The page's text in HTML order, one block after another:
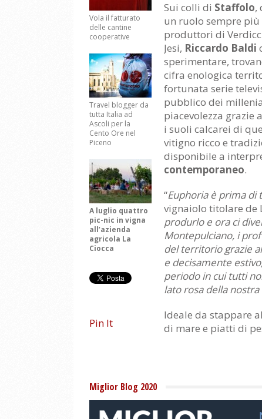
Sui colli di Staffolo,
un ruolo sempre
produttori di
Jesi, Riccardo Baldi
sperimentare,
cifra enologica
fortunata serie
pubblico dei
piacevolezza grazie
i suoli calcarei di
vitigno ricco e
disponibile a
contemporaneo.
“Euphoria è prima
vignaiolo titolare de
produrlo e ora ci
Montepulciano, i
del territorio grazie
e decisamente
periodo in cui tutti
lato rosa della nostra
Ideale da stappare
di mare e piatti di
Vola il fatturato
delle cantine
cooperative
Travel blogger da
tutta Italia ad
Ascoli per la
Cento Ore nel
Piceno
A luglio quattro
pic-nic in vigna
all’azienda
agricola La
Ciocca
Pin It
Miglior Blog 2020